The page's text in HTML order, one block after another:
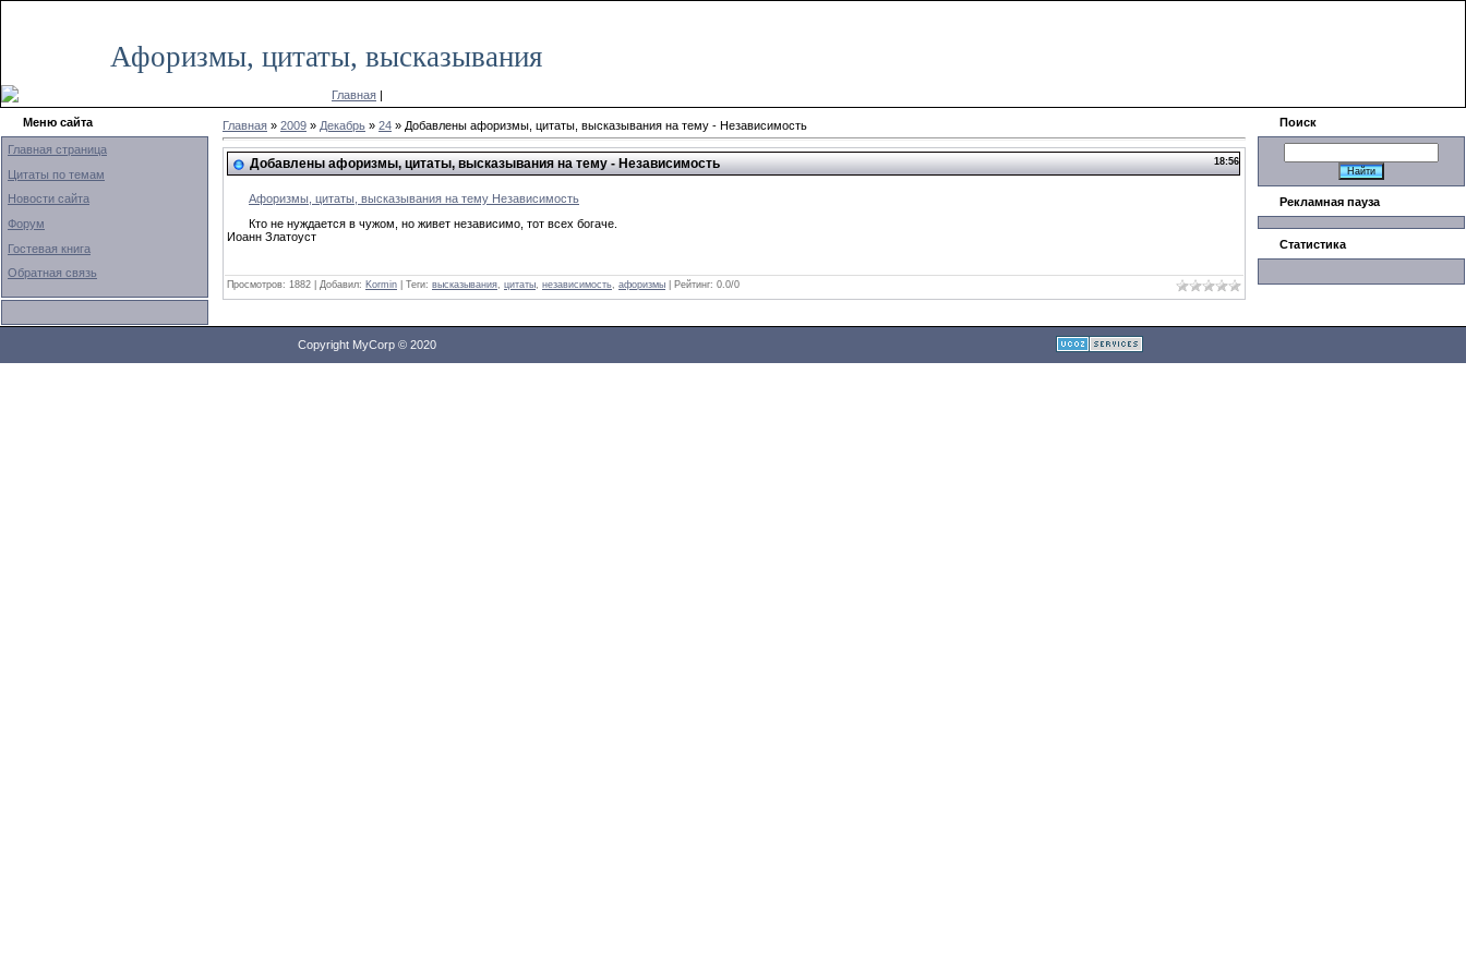
Афоризмы, цитаты, высказывания
Главная |
Меню сайта
Главная страница
Цитаты по темам
Новости сайта
Форум
Гостевая книга
Обратная связь
Главная » 2009 » Декабрь » 24 » Добавлены афоризмы, цитаты, высказывания на тему - Независимость
18:56
Добавлены афоризмы, цитаты, высказывания на тему - Независимость
Афоризмы, цитаты, высказывания на тему Независимость
Кто не нуждается в чужом, но живет независимо, тот всех богаче.
Иоанн Златоуст
Просмотров: 1882 | Добавил: Kormin | Теги: высказывания цитаты независимость афоризмы | Рейтинг: 0.0/0
Поиск
Рекламная пауза
Статистика
Copyright MyCorp © 2020